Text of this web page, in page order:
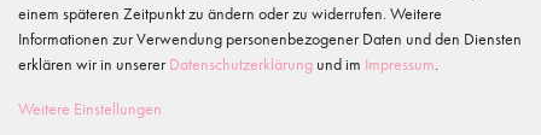
Merkmale
einem späteren Zeitpunkt zu ändern oder zu widerrufen. Weitere
Informationen zur Verwendung personenbezogener Daten und den Diensten
erklären wir in unserer Daten­schutz­erklärung und im Impressum
Weitere Einstellungen